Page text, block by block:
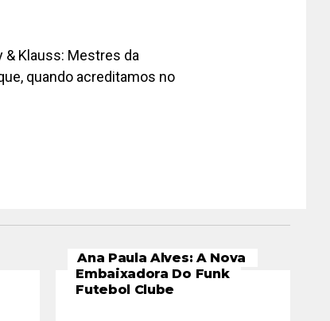
& Klauss: Mestres da
quando acreditamos no
Ana Paula Alves: A Nova
Embaixadora Do Funk
Futebol Clube